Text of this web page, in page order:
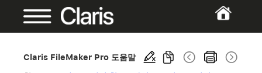
Claris FileMaker Pro 도움말